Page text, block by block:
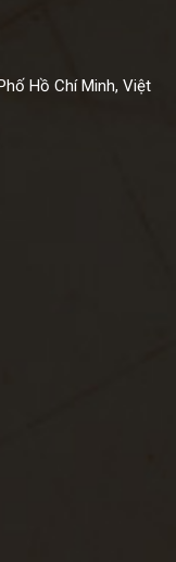
Hồ Chí Minh, Việt